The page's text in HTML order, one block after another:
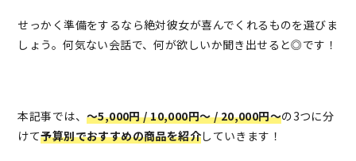
せっかく準備をするなら絶対彼女が喜んでくれるものを選びま
しょう。何気ない会話で、何が欲しいか聞き出せると◎です！
本記事では、 〜5,000円 / 10,000円〜 / 20,000円〜の3つに分
けて予算別でおすすめの商品を紹介していきます！